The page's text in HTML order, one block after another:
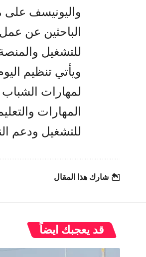
واليونيسف على
الباحثين عن
للتشغيل
ويأتي تنظيم
المهارات
للتشغيل ودعم
شارك هذا المقال
قد يعجبك ايضاً